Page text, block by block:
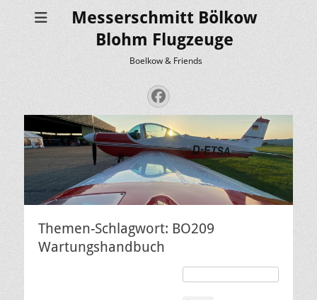
Messerschmitt Bölkow
Blohm Flugzeuge
Boelkow & Friends
Facebook
Themen-Schlagwort: BO209
Wartungshandbuch